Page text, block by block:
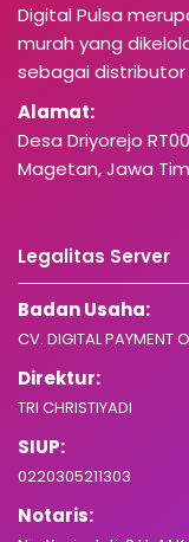
Digital Pulsa
murah yang
sebagai distributor
Alamat:
Desa Driyorejo
Magetan, Jawa
Legalitas Server
Badan Usaha:
CV. DIGITAL PAYMENT
Direktur:
TRI CHRISTIYADI
SIUP:
0220305211303
Notaris: